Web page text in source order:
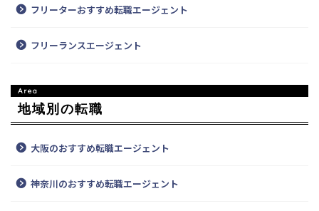
フリーターおすすめ転職エージェント
フリーランスエージェント
地域別の転職
大阪のおすすめ転職エージェント
神奈川のおすすめ転職エージェント